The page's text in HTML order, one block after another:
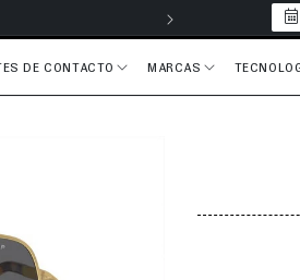
DE CONTACTO MARCAS